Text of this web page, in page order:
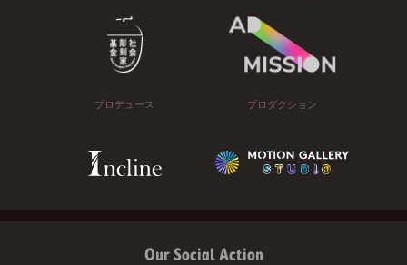
プロデュース プロダクション
Our Social Action